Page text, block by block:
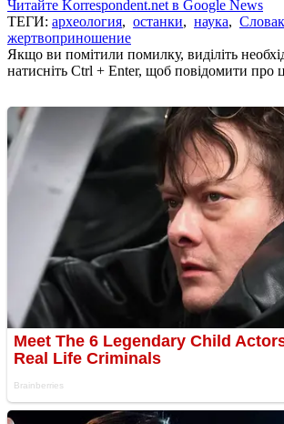
Читайте Korrespondent.net в Google News
ТЕГИ: археология, останки, наука,
жертвоприношение
Якщо ви помітили помилку, виділіть
натисніть Ctrl + Enter, щоб повідомити про